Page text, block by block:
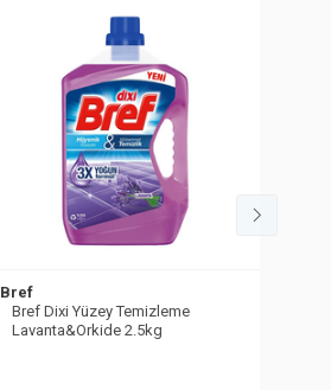
Bref
Bref Dixi Yüzey Temizleme
Lavanta&Orkide 2.5kg